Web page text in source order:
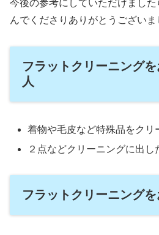
今後の参考にしていただけまし
んでくださりありがとうございま
フラットクリーニング
人
着物や毛皮など特殊品をクリ
２点などクリーニングに出
フラットクリーニング